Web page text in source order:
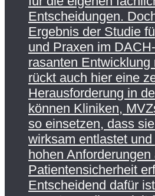
Entscheidungen.
Ergebnis der Studie
und Praxen im
rasanten Entwicklung
rückt auch hier eine
Herausforderung in
können Kliniken,
so einsetzen, dass
wirksam entlastet
hohen Anforderungen
Patientensicherheit
Entscheidend dafür